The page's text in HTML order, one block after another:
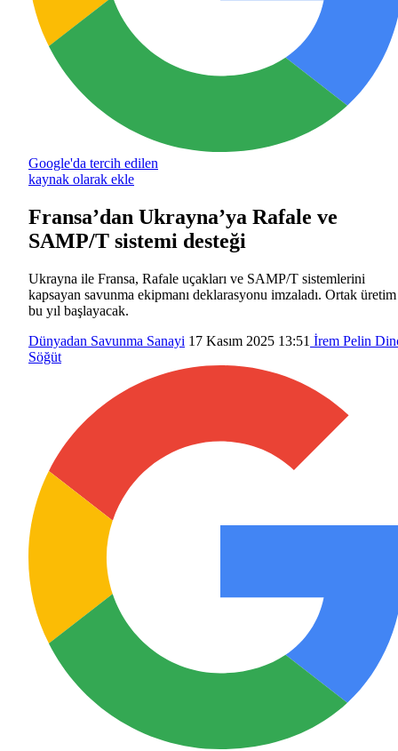
Google'da tercih edilen
kaynak olarak ekle
Fransa’dan Ukrayna’ya Rafale ve
SAMP/T sistemi desteği
Ukrayna ile Fransa, Rafale uçakları ve SAMP/T sistemlerini
kapsayan savunma ekipmanı deklarasyonu imzaladı. Ortak üretim
bu yıl başlayacak.
Dünyadan Savunma Sanayi 17 Kasım 2025 13:51 İrem Pelin
Söğüt